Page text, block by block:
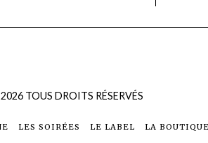
2026TOUS DROITS RÉSERVÉS
LES SOIRÉES LE LABEL LA BOUTIQUE